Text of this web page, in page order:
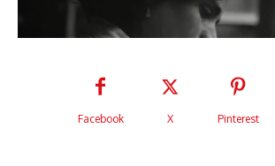
Facebook X Pinterest